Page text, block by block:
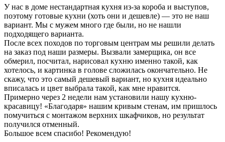
У нас в доме нестандартная кухня из-за короба и выступов,
поэтому готовые кухни (хоть они и дешевле) — это не наш
вариант. Мы с мужем много где были, но не нашли
подходящего варианта.
После всех походов по торговым центрам мы решили делать
на заказ под наши размеры. Вызвали замерщика, он все
обмерил, посчитал, нарисовал кухню именно такой, как
хотелось, и картинка в голове сложилась окончательно. Не
скажу, что это самый дешевый вариант, но кухня идеально
вписалась и цвет выбрала такой, как мне нравится.
Примерно через 2 недели нам установили нашу кухню-
красавицу! «Благодаря» нашим кривым стенам, им пришлось
помучиться с монтажом верхних шкафчиков, но результат
получился отменный.
Большое всем спасибо! Рекомендую!